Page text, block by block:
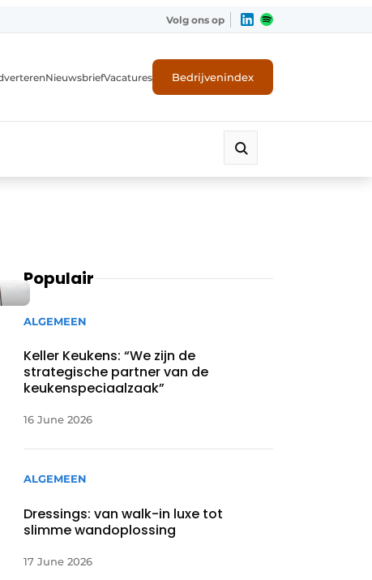
Volg ons op
NieuwsbriefVacatures Bedrijvenindex
Populair
ALGEMEEN
Keller Keukens: “We zijn de
strategische partner van de
keukenspeciaalzaak”
16 June 2026
ALGEMEEN
Dressings: van walk-in luxe tot
slimme wandoplossing
17 June 2026